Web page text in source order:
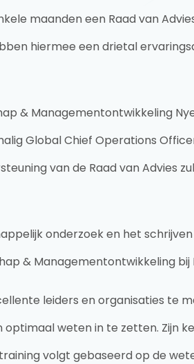
maanden een Raad van
hiermee een drietal
& Managementontwikkeling
Global Chief Operations
van de Raad van Advies
onderzoek en het
& Managementontwikkeling bij
leiders en organisaties te
weten in te zetten. Zijn
volgt gebaseerd op de